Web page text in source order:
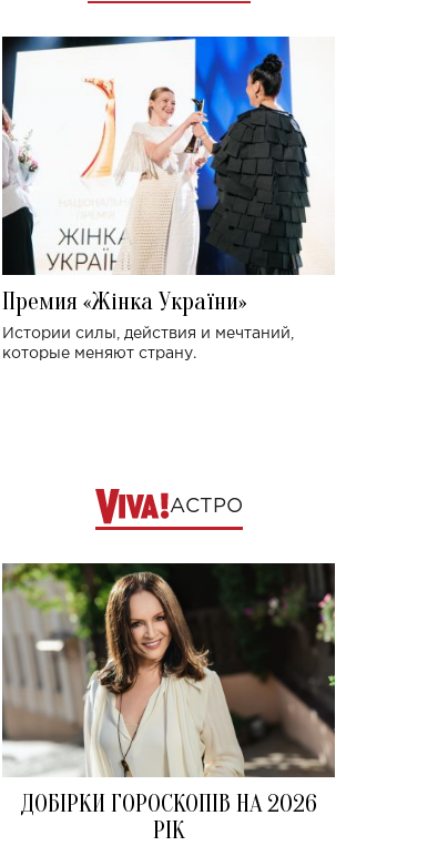
Премия «Жінка України»
Истории силы, действия и мечтаний,
которые меняют страну.
АСТРО
ДОБІРКИ ГОРОСКОПІВ НА 2026
РІК